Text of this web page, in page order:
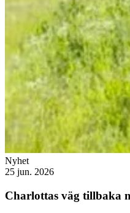
Nyhet
25 jun. 2026
Charlottas väg tillbaka